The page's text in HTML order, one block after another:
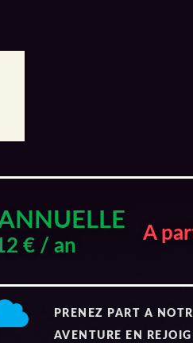
€ / an
A
PRENEZ PART A
AVENTURE EN